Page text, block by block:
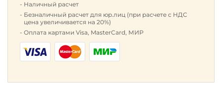
Наличный расчет
Безналичный расчет для юр.лиц (при расчете с НДС
цена увеличивается на 20%)
Оплата картами Visa, MasterCard, МИР